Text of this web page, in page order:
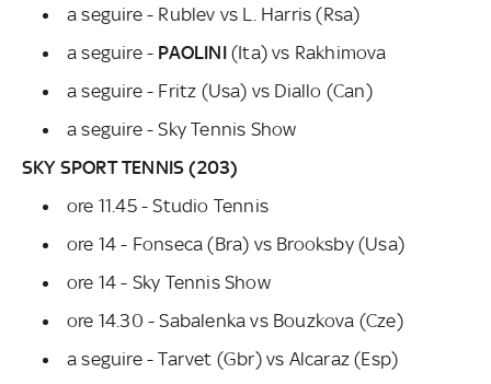
a seguire - Rublev vs L. Harris (Rsa)
a seguire - PAOLINI(Ita) vs Rakhimova
a seguire - Fritz (Usa) vs Diallo (Can)
a seguire - Sky Tennis Show
SKY SPORT TENNIS (203)
ore 11.45 - Studio Tennis
ore 14 - Fonseca (Bra) vs Brooksby (Usa)
ore 14 - Sky Tennis Show
ore 14.30 - Sabalenka vs Bouzkova (Cze)
a seguire - Tarvet (Gbr) vs Alcaraz (Esp)